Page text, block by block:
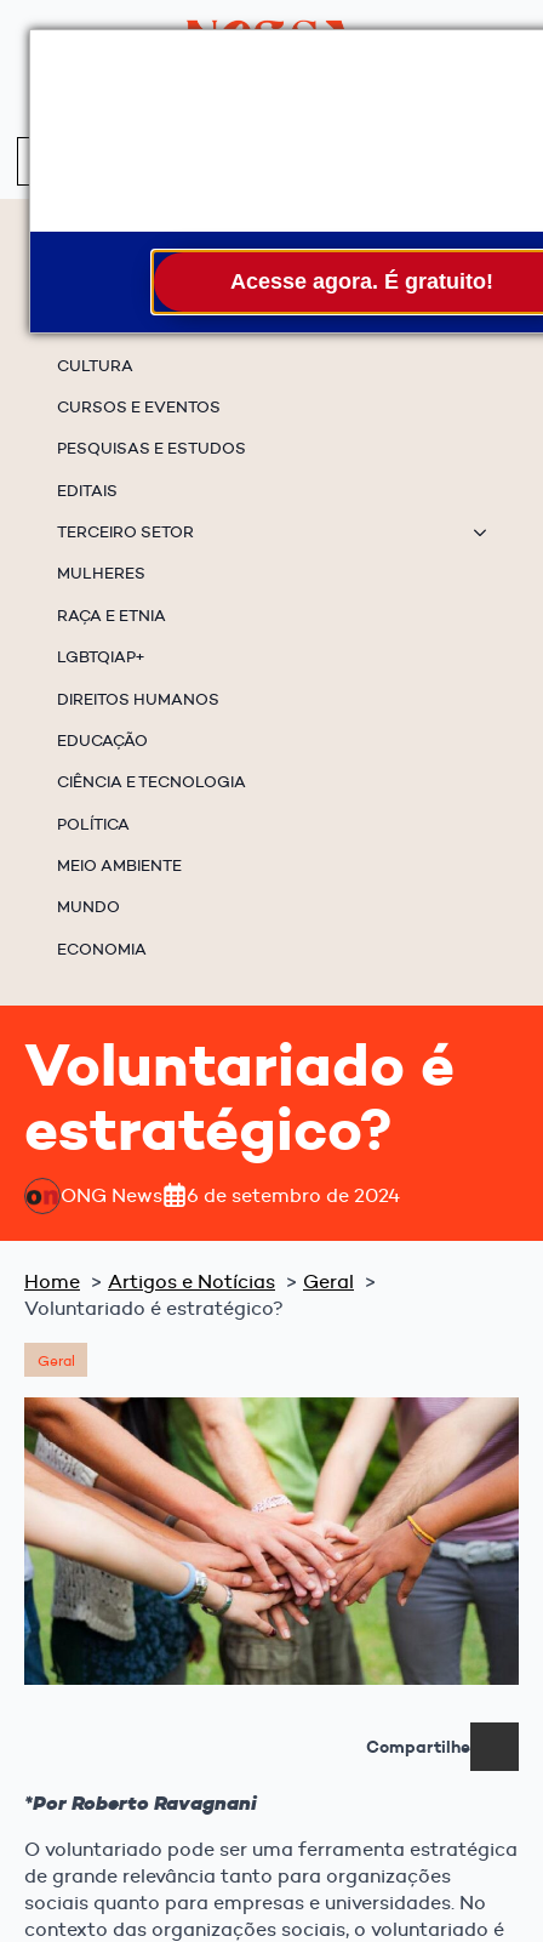
Acesse agora. É gratuito!
CULTURA
CURSOS E EVENTOS
PESQUISAS E ESTUDOS
EDITAIS
TERCEIRO SETOR
MULHERES
RAÇA E ETNIA
LGBTQIAP+
DIREITOS HUMANOS
EDUCAÇÃO
CIÊNCIA E TECNOLOGIA
POLÍTICA
MEIO AMBIENTE
MUNDO
ECONOMIA
Voluntariado é
estratégico?
ONG News 6 de setembro de 2024
Home Artigos e Notícias
Geral
Voluntariado é estratégico?
Geral
Compartilhe
*Por Roberto Ravagnani
O voluntariado pode ser uma ferramenta estratégica
de grande relevância tanto para organizações
sociais quanto para empresas e universidades. No
contexto das organizações sociais, o voluntariado é